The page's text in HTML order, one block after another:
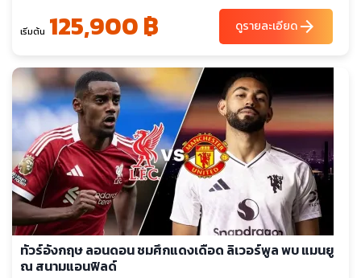
ก.พ. 70
12-20
เม.ย. 70
sunny
30-08
พ.ค. 70
sunny
28-05
มิ.ย. 70
18-26
เริ่มต้น 125,900 ฿ ดูรายละเอียดarrow_forward
ทัวร์อังกฤษ ลอนดอน ชมศึกแดงเดือด ลิเวอร์พูล พบ แมนยู
ณ สนามแอนฟิลด์